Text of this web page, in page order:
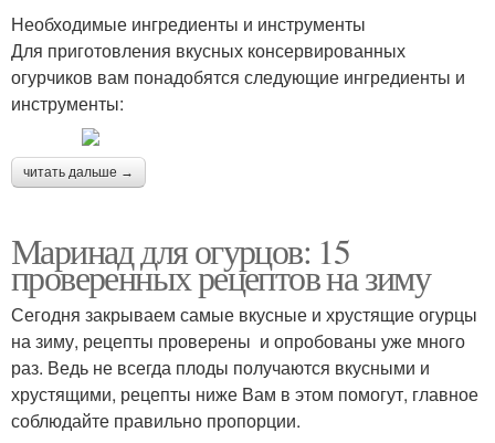
Необходимые ингредиенты и инструменты
Для приготовления вкусных консервированных
огурчиков вам понадобятся следующие ингредиенты и
инструменты:
читать дальше →
Маринад для огурцов: 15
проверенных рецептов на зиму
Сегодня закрываем самые вкусные и хрустящие огурцы
на зиму, рецепты проверены и опробованы уже много
раз. Ведь не всегда плоды получаются вкусными и
хрустящими, рецепты ниже Вам в этом помогут, главное
соблюдайте правильно пропорции.